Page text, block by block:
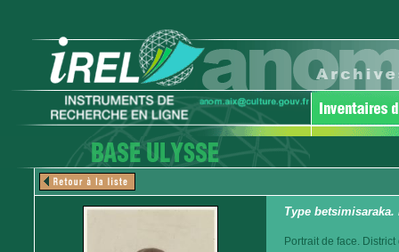
Type
Portrait de face.